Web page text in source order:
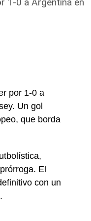
hasta por
para cultos.
a través de
nacional para
«
1-0 a Argentina en
por 1-0 a
Un gol
que borda
El
con un